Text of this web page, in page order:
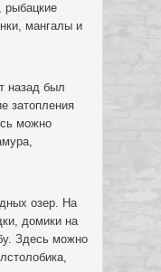
рыбацкие
мангалы и
назад был
затопления
можно
озер. На
домики на
Здесь можно